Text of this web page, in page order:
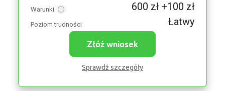
Warunki 600 zł +100 zł
Poziom trudności Łatwy
Złóż wniosek
Sprawdź szczegóły